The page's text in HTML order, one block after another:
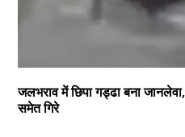
जलभराव में छिपा गड्ढा बना
समेत गिरे